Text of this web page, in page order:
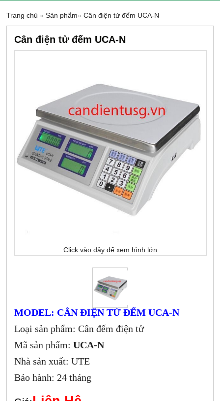
Trang chủ »Sản phẩm»Cân điện tử đếm UCA-N
Cân điện tử đếm UCA-N
Click vào đây để xem hình lớn
MODEL: CÂN ĐIỆN TỬ ĐẾM UCA-N
Loại sản phẩm: Cân đếm điện tử
Mã sản phẩm:UCA-N
Nhà sản xuất: UTE
Bảo hành: 24 tháng